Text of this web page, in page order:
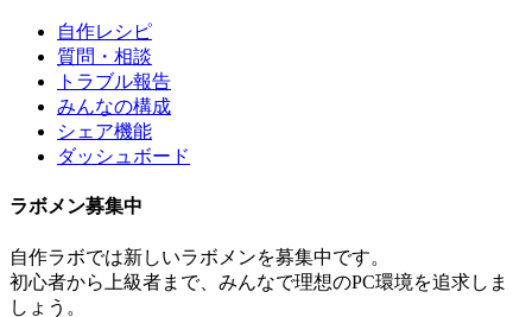
自作レシピ
質問・相談
トラブル報告
みんなの構成
シェア機能
ダッシュボード
ラボメン募集中
自作ラボでは新しいラボメンを募集中です。
初心者から上級者まで、みんなで理想のPC環境を追求しま
しょう。